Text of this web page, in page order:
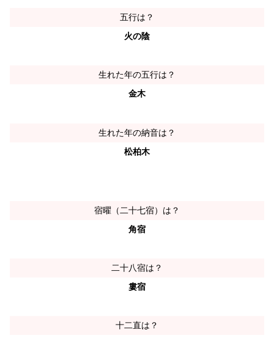
五行は？
火の陰
生れた年の五行は？
金木
生れた年の納音は？
松柏木
宿曜（二十七宿）は？
角宿
二十八宿は？
婁宿
十二直は？